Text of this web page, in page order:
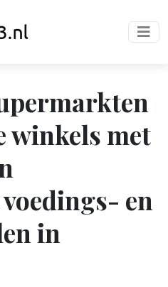
winkels met
en
in